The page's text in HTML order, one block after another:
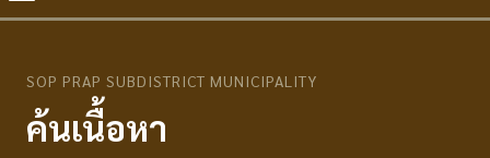
SOP PRAP SUBDISTRICT MUNICIPALITY
ค้นเนื้อหา